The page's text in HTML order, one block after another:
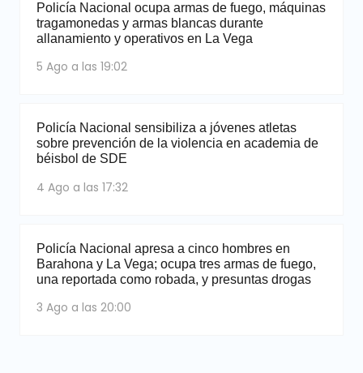
Policía Nacional ocupa armas de fuego, máquinas
tragamonedas y armas blancas durante
allanamiento y operativos en La Vega
5 Ago a las 19:02
Policía Nacional sensibiliza a jóvenes atletas
sobre prevención de la violencia en academia de
béisbol de SDE
4 Ago a las 17:32
Policía Nacional apresa a cinco hombres en
Barahona y La Vega; ocupa tres armas de fuego,
una reportada como robada, y presuntas drogas
3 Ago a las 20:00